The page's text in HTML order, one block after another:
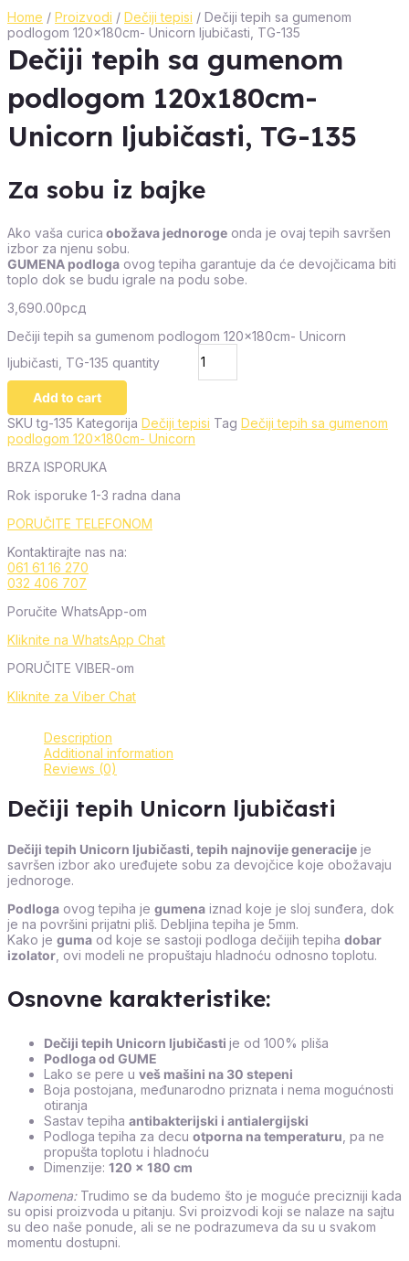
Home / Proizvodi / Dečiji tepisi / Dečiji tepih sa gumenom
podlogom 120x180cm- Unicorn ljubičasti, TG-135
Dečiji tepih sa gumenom
podlogom 120x180cm-
Unicorn ljubičasti, TG-135
Za sobu iz bajke
Ako vaša curica obožava jednoroge onda je ovaj tepih savršen
izbor za njenu sobu.
GUMENA podloga ovog tepiha garantuje da će devojčicama biti
toplo dok se budu igrale na podu sobe.
3,690.00рсд
Dečiji tepih sa gumenom podlogom 120x180cm- Unicorn
ljubičasti, TG-135 quantity
Add to cart
SKUtg-135 Kategorija Dečiji tepisi Tag Dečiji tepih sa gumenom
podlogom 120x180cm- Unicorn
BRZA ISPORUKA
Rok isporuke 1-3 radna dana
PORUČITE TELEFONOM
Kontaktirajte nas na:
061 61 16 270
032 406 707
Poručite WhatsApp-om
Kliknite na WhatsApp Chat
PORUČITE VIBER-om
Kliknite za Viber Chat
Description
Additional information
Reviews (0)
Dečiji tepih Unicorn ljubičasti
Dečiji tepih Unicorn ljubičasti, tepih najnovije generacije je
savršen izbor ako uređujete sobu za devojčice koje obožavaju
jednoroge.
Podloga ovog tepiha je gumena iznad koje je sloj sunđera, dok
je na površini prijatni pliš. Debljina tepiha je 5mm.
Kako je guma od koje se sastoji podloga dečijih tepiha dobar
izolator , ovi modeli ne propuštaju hladnoću odnosno toplotu.
Osnovne karakteristike:
Dečiji tepih Unicorn ljubičasti je od 100% pliša
Podloga od GUME
Lako se pere u veš mašini na 30 stepeni
Boja postojana, međunarodno priznata i nema mogućnosti
otiranja
Sastav tepiha antibakterijski i antialergijski
Podloga tepiha za decu otporna na temperaturu , pa ne
propušta toplotu i hladnoću
Dimenzije: 120 x 180 cm
Napomena:Trudimo se da budemo što je moguće precizniji kada
su opisi proizvoda u pitanju. Svi proizvodi koji se nalaze na sajtu
su deo naše ponude, ali se ne podrazumeva da su u svakom
momentu dostupni.